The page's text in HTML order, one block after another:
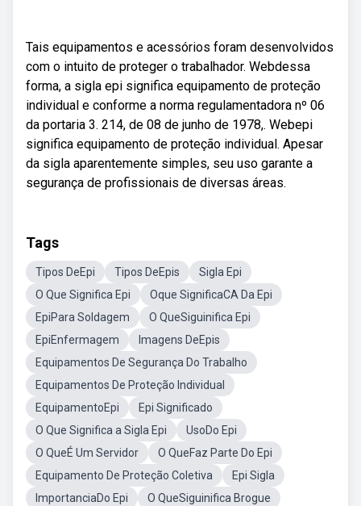
Tais equipamentos e acessórios foram desenvolvidos
com o intuito de proteger o trabalhador. Webdessa
forma, a sigla epi significa equipamento de proteção
individual e conforme a norma regulamentadora nº 06
da portaria 3. 214, de 08 de junho de 1978,. Webepi
significa equipamento de proteção individual. Apesar
da sigla aparentemente simples, seu uso garante a
segurança de profissionais de diversas áreas.
Tags
Tipos DeEpi Tipos DeEpis
Sigla Epi
O Que Significa Epi
Oque SignificaCA Da Epi
EpiPara Soldagem
O QueSiguinifica Epi
EpiEnfermagem
Imagens DeEpis
Equipamentos De Segurança Do Trabalho
Equipamentos De Proteção Individual
EquipamentoEpi
Epi Significado
O Que Significa a Sigla Epi
UsoDo Epi
O QueÉ Um Servidor
O QueFaz Parte Do Epi
Equipamento De Proteção Coletiva
Epi Sigla
ImportanciaDo Epi
O QueSiguinifica Brogue